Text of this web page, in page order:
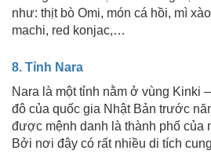
như: thịt bò Omi, món cá hồi, mì
machi, red konjac,…
8. Tỉnh Nara
Nara là một tỉnh nằm ở vùng Kinki
đô của quốc gia Nhật Bản trước
được mệnh danh là thành phố của
Bởi nơi đây có rất nhiều di tích